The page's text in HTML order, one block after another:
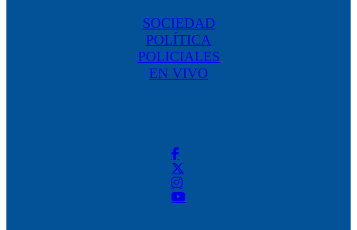
SOCIEDAD
POLÍTICA
POLICIALES
EN VIVO